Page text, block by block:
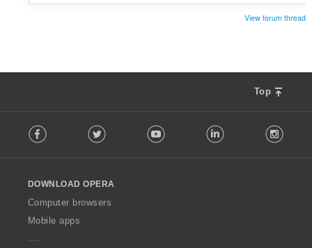
View forum thread
Top
o
w
O
p
Facebook Twitter Youtube LinkedIn
DOWNLOAD OPERA
Computer browsers
Mobile apps